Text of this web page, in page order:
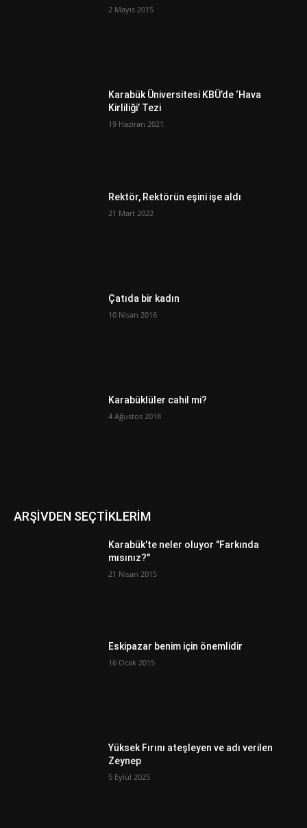
2 Mayıs 2015
Karabük Üniversitesi KBÜ’de ‘Hava
Kirliliği’ Tezi
19 Haziran 2021
Rektör, Rektörün eşini işe aldı
21 Mart 2022
Çatıda bir kadın
10 Nisan 2016
Karabüklüler cahil mi?
4 Ağustos 2018
ARŞİVDEN SEÇTİKLERİM
Karabük'te neler oluyor "Farkında
mısınız?"
21 Nisan 2015
Eskipazar benim için önemlidir
16 Ocak 2015
Yüksek Fırını ateşleyen ve adı verilen
Zeynep
5 Eylül 2025